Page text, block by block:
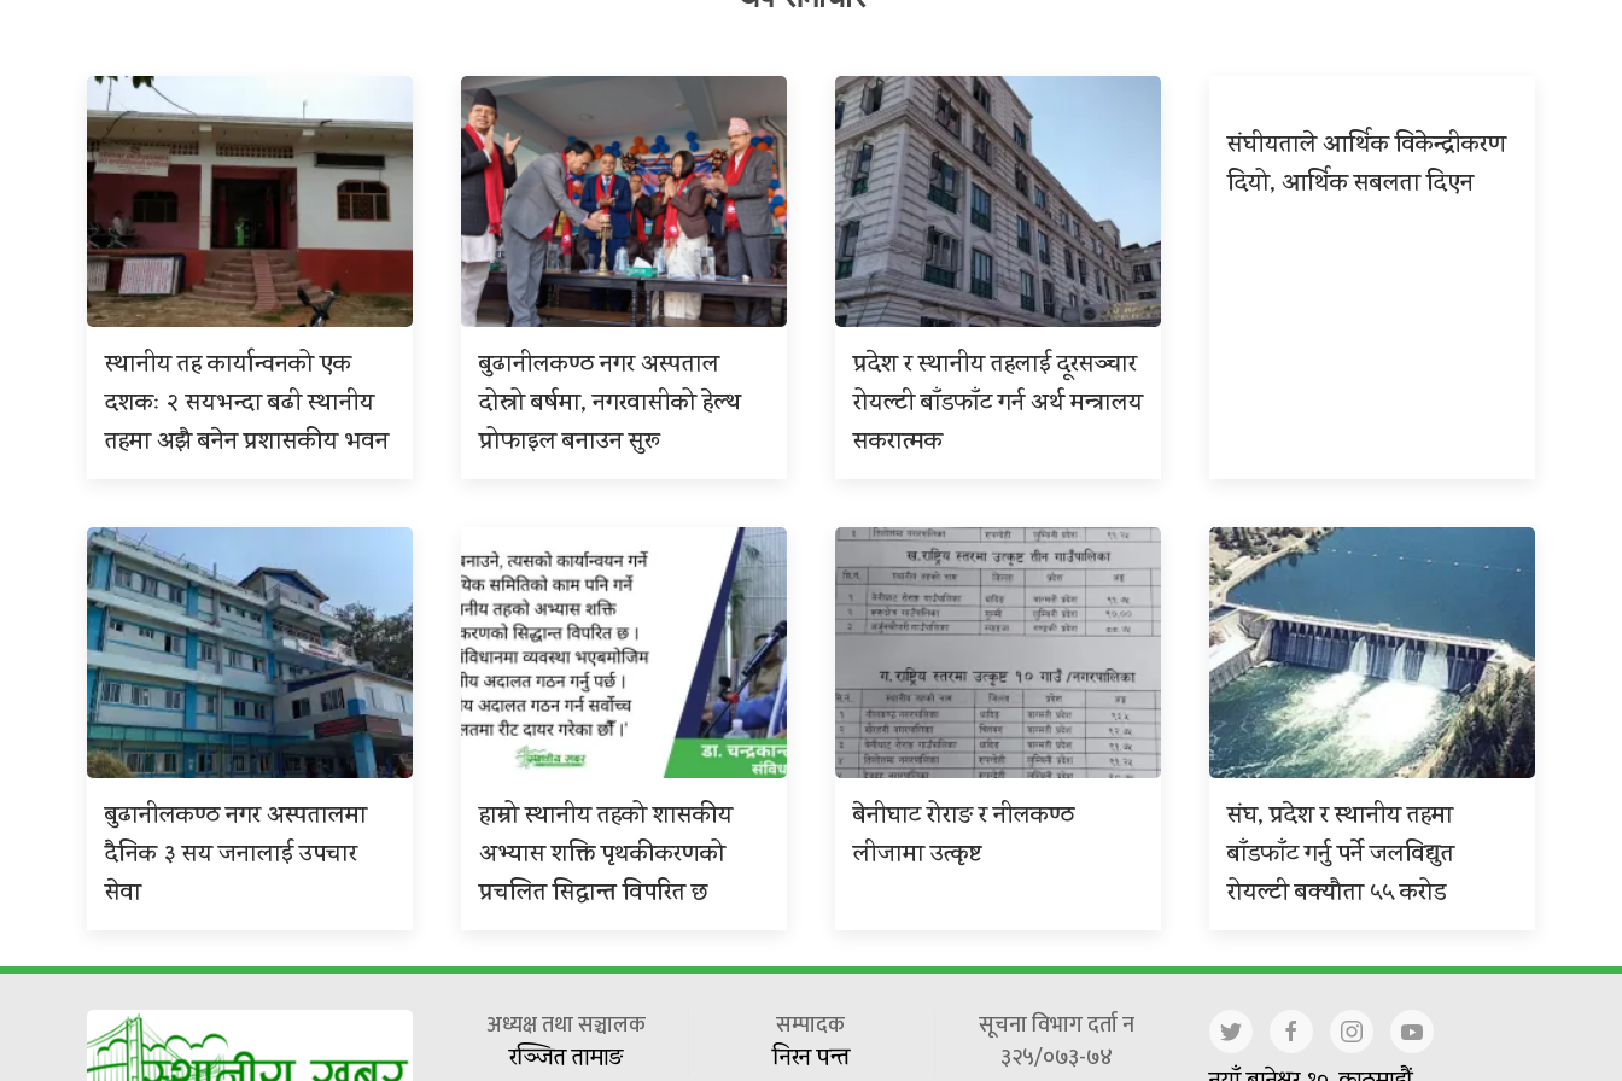
स्थानीय तह कार्यान्वनको एक
दशकः २ सयभन्दा बढी स्थानीय
तहमा अझै बनेन प्रशासकीय भवन
बुढानीलकण्ठ नगर अस्पताल
दोस्रो बर्षमा, नगरवासीको हेल्थ
प्रोफाइल बनाउन सुरू
प्रदेश र स्थानीय तहलाई दूरसञ्चार
रोयल्टी बाँडफाँट गर्न अर्थ मन्त्रालय
सकरात्मक
संघीयताले आर्थिक विकेन्द्रीकरण
दियो, आर्थिक सबलता दिएन
बुढानीलकण्ठ नगर अस्पतालमा
दैनिक ३ सय जनालाई उपचार
सेवा
हाम्रो स्थानीय तहको शासकीय
अभ्यास शक्ति पृथकीकरणको
प्रचलित सिद्धान्त विपरित छ
बेनीघाट रोराङ र नीलकण्ठ
लीजामा उत्कृष्ट
संघ, प्रदेश र स्थानीय तहमा
बाँडफाँट गर्नु पर्ने जलविद्युत
रोयल्टी बक्यौता ५५ करोड
अध्यक्ष तथा सञ्चालक
रञ्जित तामाङ
सम्पादक
निरन पन्त
सूचना विभाग दर्ता न
३२५/०७३-७४